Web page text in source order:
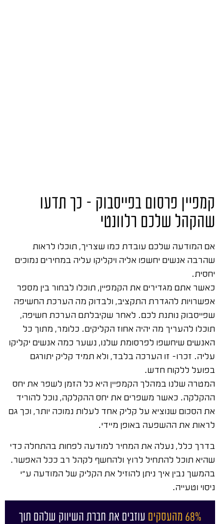
קמפיין פרסום בפייסבוק – כך תדעו
שהקהל שלכם רלוונטי
אם המודעה שלכם עובדת כמו שצריך, תוכלו לראות
שהרבה אנשים יחשפו אליה ויקליקו עליה במחירים נמוכים
יחסית.
כאשר אתם מגדירים את הקמפיין, תוכלו לבחור בין מספר
אפשרויות להגדרת התקציב, ולבדוק מה הערכת החשיפה
שפייסבוק נותנת לכם. לאחר שקיבלתם הערכת חשיפה,
תוכלו להעריך מה יהיה אחוז הקליקים. כלומר, מתוך כל
האנשים שיחשפו לפרסומת שלנו, נשער כמה אנשים יקליקו
עליה. זכרו- זו הערכה בלבד, ולא תמיד קליק יתורגם
בפועל ללקוח חדש.
המטרה שלנו במהלך הקמפיין היא כל הזמן לשפר את יחס
ההקלקה. כאשר משפרים את יחס ההקלקה, נוכל להוריד
את הסכום שנוציא על קליק אחד לעלות נמוכה יותר, וכך גם
לראות את ההשפעה באופן מיידי.
בדרך כלל, נעלה את המחיר למודעה לפחות בהתחלה כדי
שהיא תוכל להתחיל לרוץ ולהחשף לקהל רב ככל האפשר.
בהמשך נבין איך ניתן להוזיל את הקליק של המודעה ע"י
ניסוי וטעייה.
68% מהעסקים
עוזבים את חברת השיווק שלהם תוך